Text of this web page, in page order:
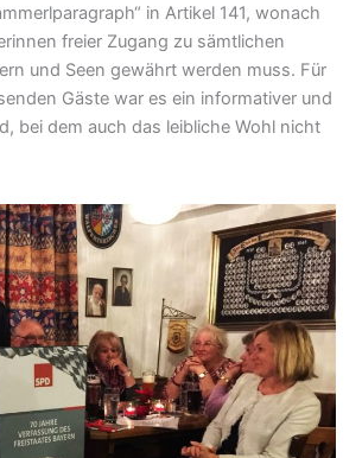
in Artikel 141, wonach
freier Zugang zu sämtlichen
und Seen gewährt werden muss. Für
Gäste war es ein informativer und
bei dem auch das leibliche Wohl nicht